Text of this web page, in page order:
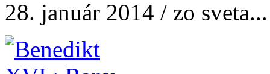
28. január 2014 / zo sveta...